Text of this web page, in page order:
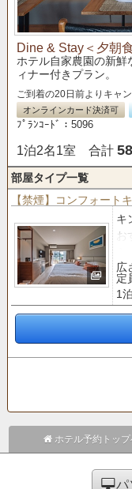
Dine & Stay＜夕朝
ホテル自家農園の新
ィナー付きプラン。
ご到着の20日前よりキャ
オンラインカード決済可
ﾌﾟﾗﾝｺｰﾄﾞ：5096
1泊2名1室 合計
部屋タイプ一覧
【禁煙】コンフォート
キ
※
※
広
定
1
ホテル予約トッ
パ